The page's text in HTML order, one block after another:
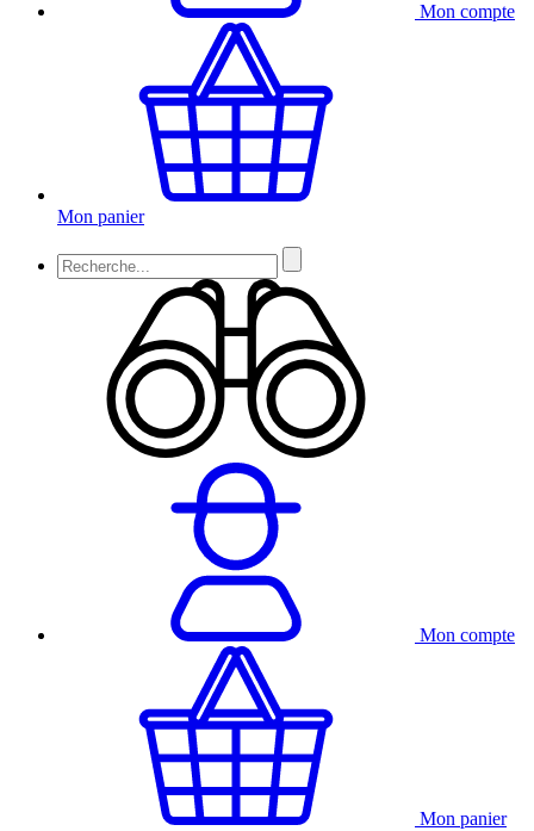
Mon compte
Mon panier
Mon compte
Mon panier